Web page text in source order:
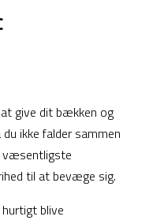
give dit bækken og
ikke falder sammen
væsentligste
til at bevæge sig.
blive